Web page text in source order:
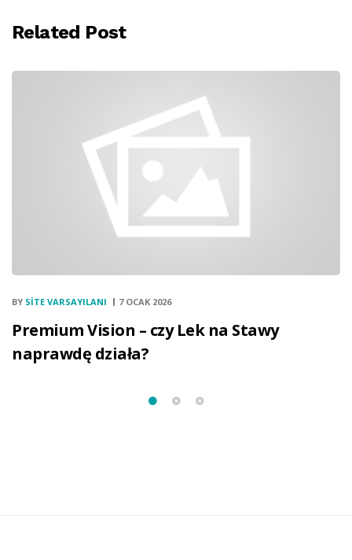
Related Post
BY SITE VARSAYILANI 7 OCAK 2026
Premium Vision – czy Lek na Stawy
naprawdę działa?